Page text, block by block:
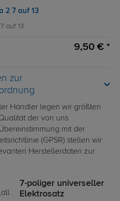
2 7 auf 13
auf 13
9,50 € *
zur
Händler legen wir größten
der von uns
mit der
(GPSR) stellen wir
Herstellerdaten zur
7-poliger universeller
Elektrosatz